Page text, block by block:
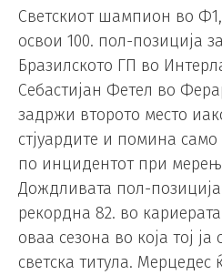
Светскиот шампион во
освои 100. пол-позиција
Бразилското ГП во
Себастијан Фетел во
задржи второто место
стјуардите и помина
по инцидентот при
Дождливата пол-
рекордна 82. во
оваа сезона во која тој ја
светска титула. Мерцедес